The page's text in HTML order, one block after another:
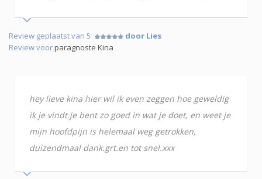
Review geplaatst van 5
door Lies
Review voorparagnoste Kina
hey lieve kina hier wil ik even zeggen hoe geweldig
ik je vindt.je bent zo goed in wat je doet, en weet je
mijn hoofdpijn is helemaal weg getrokken,
duizendmaal dank.grt.en tot snel.xxx